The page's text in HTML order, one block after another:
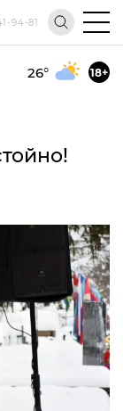
94-81
26° 18+